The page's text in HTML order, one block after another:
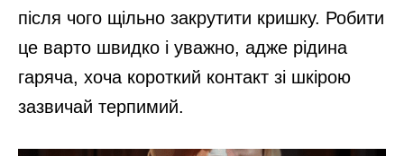
після чого щільно закрутити кришку. Робити
це варто швидко і уважно, адже рідина
гаряча, хоча короткий контакт зі шкірою
зазвичай терпимий.